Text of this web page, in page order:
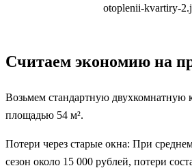
Считаем экономию на
Возьмем стандартную двухкомнатную
площадью 54 м².
Потери через старые окна: При
сезон около 15 000 рублей, потери